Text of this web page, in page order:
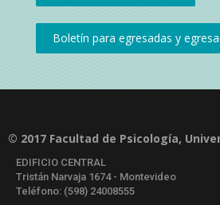
© 2017 Facultad de Psicología,
EDIFICIO CENTRAL
Tristán Narvaja 1674 - Montevideo
Teléfono: (598) 24008555